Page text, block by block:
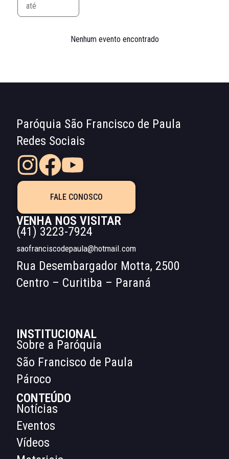
Nenhum evento encontrado
Paróquia São Francisco de Paula
Redes Sociais
FALE CONOSCO
VENHA NOS VISITAR
(41) 3223-7924
saofranciscodepaula@hotmail.com
Rua Desembargador Motta, 2500
Centro – Curitiba – Paraná
INSTITUCIONAL
Sobre a Paróquia
São Francisco de Paula
Pároco
CONTEÚDO
Notícias
Eventos
Vídeos